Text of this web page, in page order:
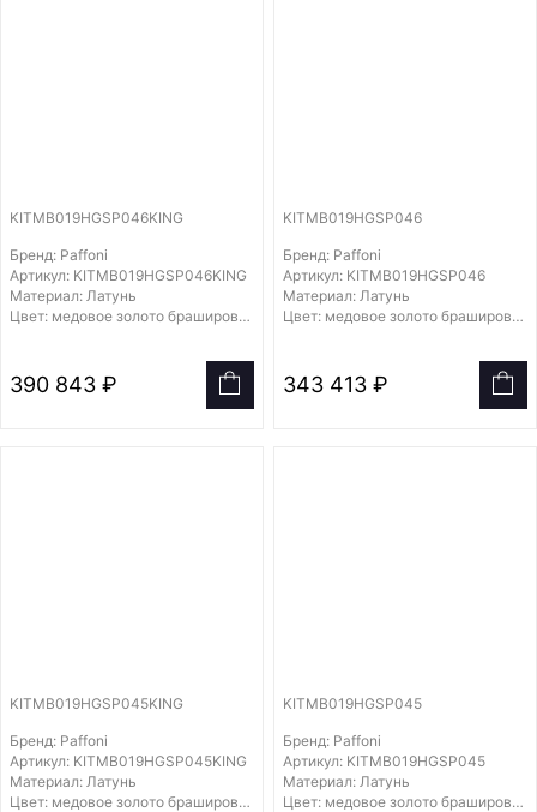
KITMB019HGSP046KING
Бренд: Paffoni
Артикул: KITMB019HGSP046KING
Материал: Латунь
Цвет: медовое золото брашированное
390 843 ₽
KITMB019HGSP046
Бренд: Paffoni
Артикул: KITMB019HGSP046
Материал: Латунь
Цвет: медовое золото брашированное
343 413 ₽
KITMB019HGSP045KING
Бренд: Paffoni
Артикул: KITMB019HGSP045KING
Материал: Латунь
Цвет: медовое золото брашированное
KITMB019HGSP045
Бренд: Paffoni
Артикул: KITMB019HGSP045
Материал: Латунь
Цвет: медовое золото брашированное